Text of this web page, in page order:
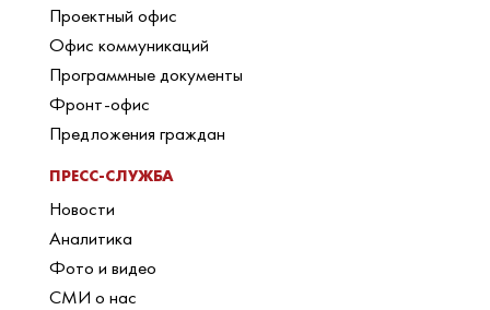
Проектный офис
Офис коммуникаций
Программные документы
Фронт-офис
Предложения граждан
ПРЕСС-СЛУЖБА
Новости
Аналитика
Фото и видео
СМИ о нас